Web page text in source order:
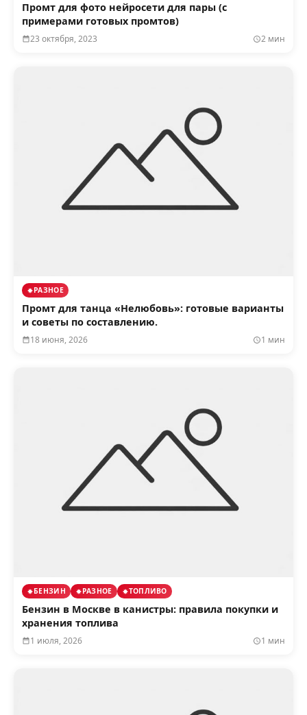
Промт для фото нейросети для пары (с
примерами готовых промтов)
23 октября, 2023 2 мин
РАЗНОЕ
Промт для танца «Нелюбовь»: готовые варианты
и советы по составлению.
18 июня, 2026 1 мин
БЕНЗИН РАЗНОЕ ТОПЛИВО
Бензин в Москве в канистры: правила покупки и
хранения топлива
1 июля, 2026 1 мин